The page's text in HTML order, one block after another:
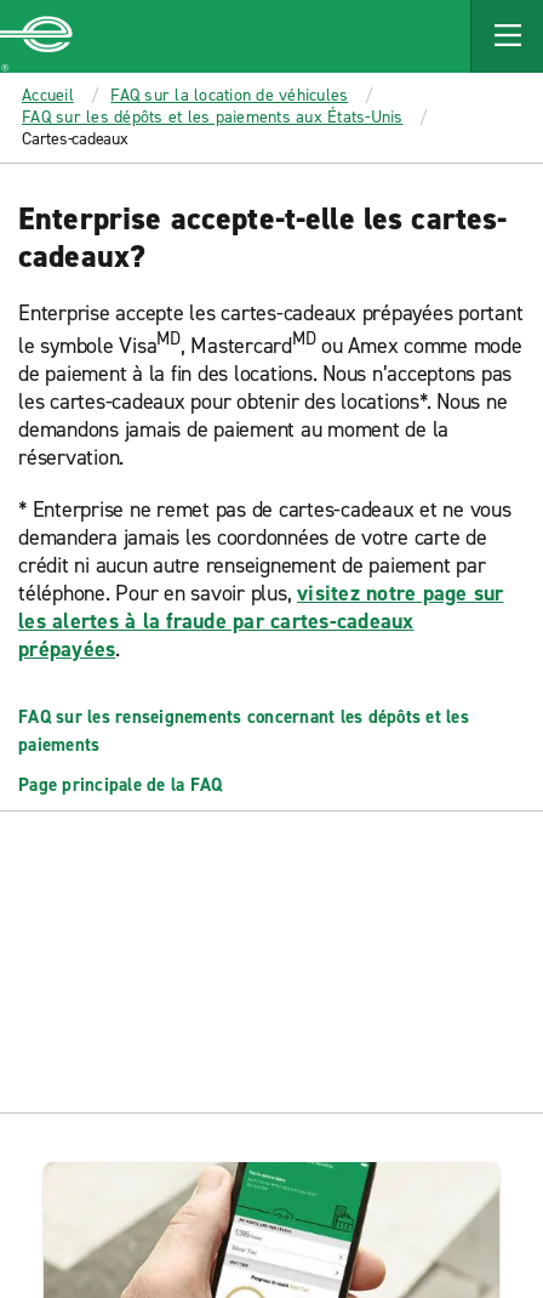
MAIN
CONTENT
Enterprise
Accueil
FAQ sur la location de véhicules
FAQ sur les dépôts et les paiements aux États-Unis
Cartes-cadeaux
Enterprise accepte-t-elle les cartes-
cadeaux?
Enterprise accepte les cartes-cadeaux prépayées portant
le symbole VisaMD, MastercardMDou Amex comme mode
de paiement à la fin des locations. Nous n’acceptons pas
les cartes-cadeaux pour obtenir des locations*. Nous ne
demandons jamais de paiement au moment de la
réservation.
* Enterprise ne remet pas de cartes-cadeaux et ne vous
demandera jamais les coordonnées de votre carte de
crédit ni aucun autre renseignement de paiement par
téléphone. Pour en savoir plus, visitez notre page sur
les alertes à la fraude par cartes-cadeaux
prépayées.
FAQ sur les renseignements concernant les dépôts et les
paiements
Page principale de la FAQ